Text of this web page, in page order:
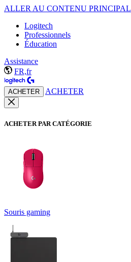
ALLER AU CONTENU PRINCIPAL
Logitech
Professionnels
Éducation
Assistance
FR,fr
ACHETER ACHETER
ACHETER PAR CATÉGORIE
Souris gaming